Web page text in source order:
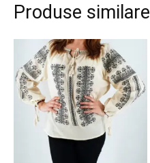
Produse similare